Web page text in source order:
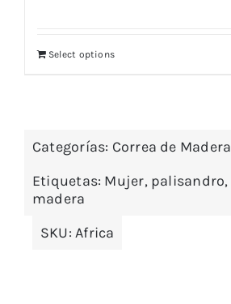
Select options
Categorías: Correa de Madera
Etiquetas: Mujer, palisandro,
madera
SKU:Africa